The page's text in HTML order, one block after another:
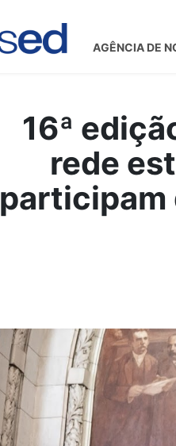
AGÊNCIA DE
16ª
rede
participam